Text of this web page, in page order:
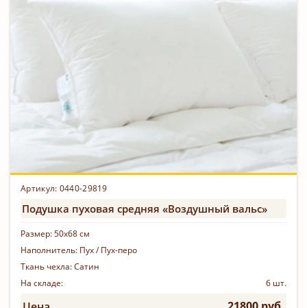
Артикул: 0440-29819
Подушка пуховая средняя «Воздушный вальс»
Размер:50х68 см
Наполнитель: Пух / Пух-перо
Ткань чехла:Сатин
На складе:
6 шт.